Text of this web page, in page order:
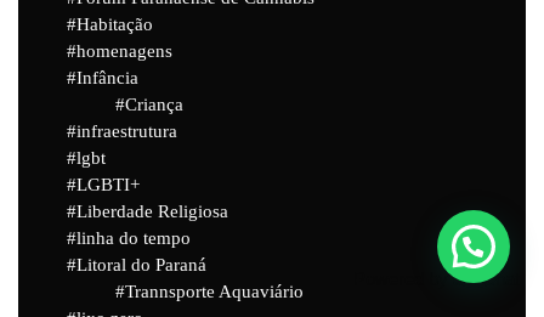
Habitação
homenagens
Infância
Criança
infraestrutura
lgbt
LGBTI+
Liberdade Religiosa
linha do tempo
Litoral do Paraná
Trannsporte Aquaviário
Powered byJoinchat